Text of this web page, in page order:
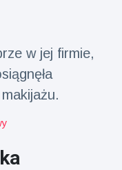
w jej firmie,